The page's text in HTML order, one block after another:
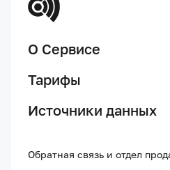
О Сервисе
Тарифы
Источники данных
Обратная связь и отдел